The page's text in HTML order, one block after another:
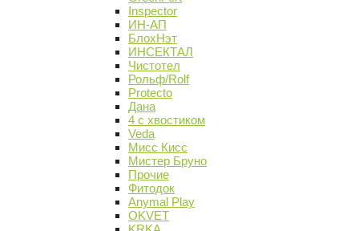
Inspector
ИН-АП
БлохНэт
ИНСЕКТАЛ
Чистотел
Рольф/Rolf
Protecto
Дана
4 с хвостиком
Veda
Мисс Кисс
Мистер Бруно
Прочие
Фитодок
Anymal Play
OKVET